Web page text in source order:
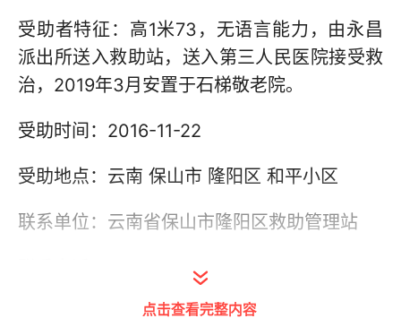
受助者特征：高1米73，无语言能力，由永昌
派出所送入救助站，送入第三人民医院接受救
治，2019年3月安置于石梯敬老院。
受助时间：2016-11-22
受助地点：云南 保山市 隆阳区 和平小区
联系单位：云南省保山市隆阳区救助管理站
联系电话：0875-2217910
点击查看完整内容